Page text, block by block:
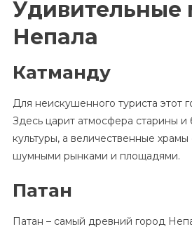
Удивительные
Непала
Катманду
Для неискушенного туриста этот
Здесь царит атмосфера старины и
культуры, а величественные
шумными рынками и площадями.
Патан
Патан – самый древний город